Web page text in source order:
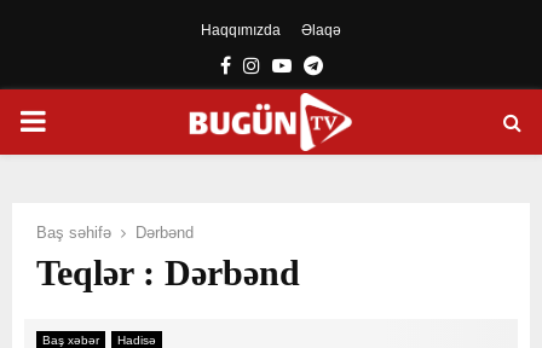
Haqqımızda Əlaqə
Facebook
Instagram
YoutubeTelegram
PRIMARY
Baş səhifə Dərbənd
Teqlər : Dərbənd
Baş xəbər Hadisə